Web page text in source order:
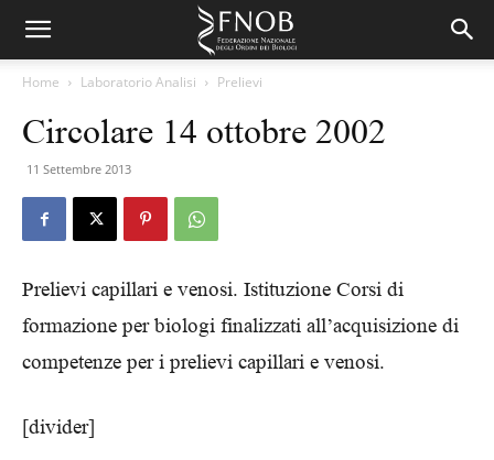
Home Laboratorio Analisi Prelievi
Circolare 14 ottobre 2002
11 Settembre 2013
Prelievi capillari e venosi. Istituzione Corsi di
formazione per biologi finalizzati all’acquisizione di
competenze per i prelievi capillari e venosi.
[divider]